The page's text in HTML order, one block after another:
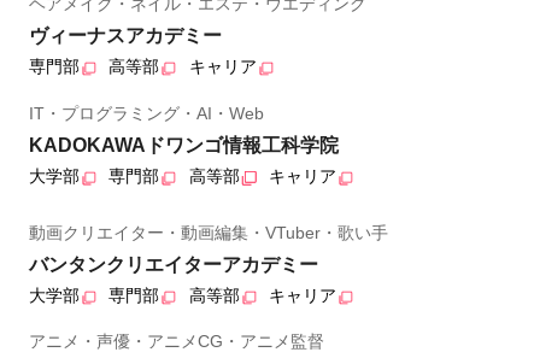
ヴィーナスアカデミー
専門部 高等部 キャリア
IT・プログラミング・AI・Web
KADOKAWAドワンゴ情報工科学院
大学部 専門部 高等部 キャリア
動画クリエイター・動画編集・VTuber・歌い手
バンタンクリエイターアカデミー
大学部 専門部 高等部 キャリア
アニメ・声優・アニメCG・アニメ監督